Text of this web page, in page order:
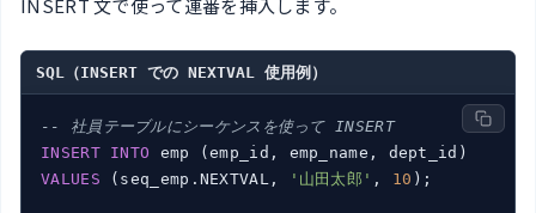
INSERT 文で使って連番を挿入します。
SQL（INSERT での NEXTVAL 使用例）
-- 社員テーブルにシーケンスを使って INSERT
INSERT
INTO
VALUES (seq_emp.NEXTVAL, '山田太郎' , 10 );